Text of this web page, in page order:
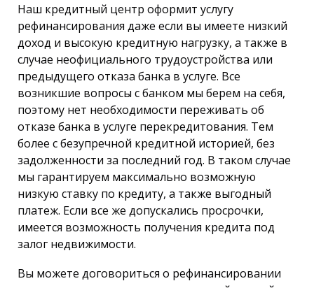
Наш кредитный центр оформит услугу
рефинансирования даже если вы имеете низкий
доход и высокую кредитную нагрузку, а также в
случае неофициального трудоустройства или
предыдущего отказа банка в услуге. Все
возникшие вопросы с банком мы берем на себя,
поэтому нет необходимости переживать об
отказе банка в услуге перекредитования. Тем
более с безупречной кредитной историей, без
задолженности за последний год. В таком случае
мы гарантируем максимально возможную
низкую ставку по кредиту, а также выгодный
платеж. Если все же допускались просрочки,
имеется возможность получения кредита под
залог недвижимости.
Вы можете договориться о рефинансировании